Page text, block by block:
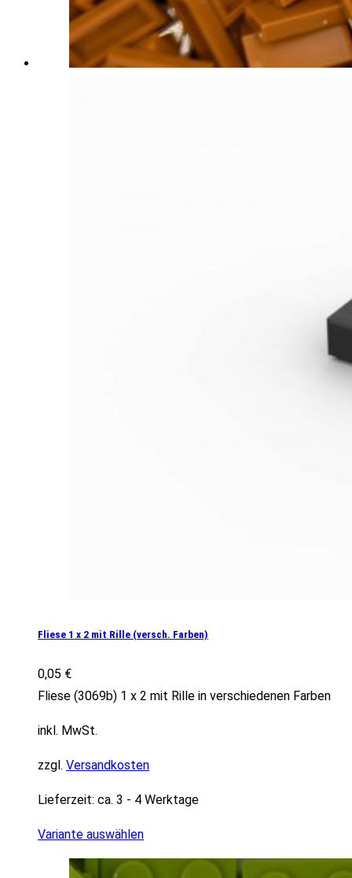
Fliese 1 x 2 mit Rille (versch. Farben)
0,05 €
Fliese (3069b) 1 x 2 mit Rille in verschiedenen Farben
inkl. MwSt.
zzgl. Versandkosten
Lieferzeit: ca. 3 - 4 Werktage
Variante auswählen